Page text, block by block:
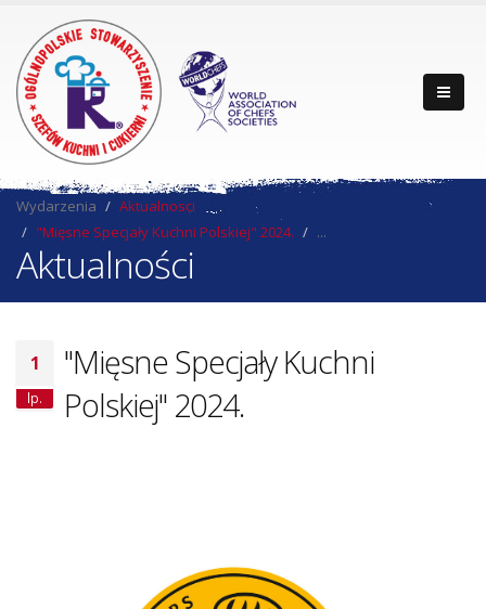
Wydarzenia
Aktualnosci
"Mięsne Specjały Kuchni Polskiej" 2024.
...
Aktualności
1
lp.
"Mięsne Specjały Kuchni
Polskiej" 2024.